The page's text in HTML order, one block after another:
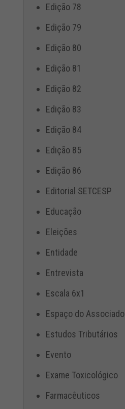
Edição 78
Edição 79
Edição 80
Edição 81
Edição 82
Edição 83
Edição 84
Edição 85
Edição 86
Editorial SETCESP
Educação
Eleições
Entidade
Entrevista
Escala 6x1
Espaço do Associado
Estudos Tributários
Evento
Exame Toxicológico
Farmacêuticos